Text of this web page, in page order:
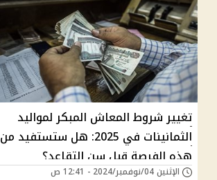
تغيير شروط المعاش المبكر لمواليد
الثمانينات في 2025: هل ستستفيد من
هذه الفرصة قبل سن التقاعد؟
الإثنين 04/نوفمبر/2024 - 12:41 ص